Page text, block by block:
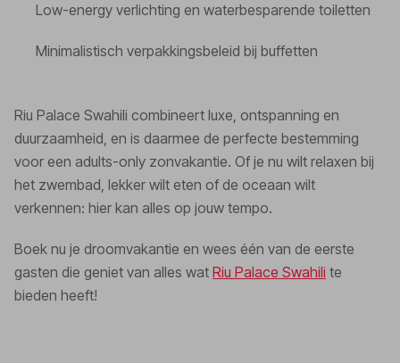
Low-energy verlichting en waterbesparende toiletten
Minimalistisch verpakkingsbeleid bij buffetten
Riu Palace Swahili combineert luxe, ontspanning en
duurzaamheid, en is daarmee de perfecte bestemming
voor een adults-only zonvakantie. Of je nu wilt relaxen bij
het zwembad, lekker wilt eten of de oceaan wilt
verkennen: hier kan alles op jouw tempo.
Boek nu je droomvakantie en wees één van de eerste
gasten die geniet van alles wat Riu Palace Swahili te
bieden heeft!